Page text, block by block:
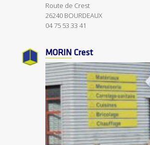
Route de Crest
26240 BOURDEAUX
04 75 53 33 41
MORIN Crest